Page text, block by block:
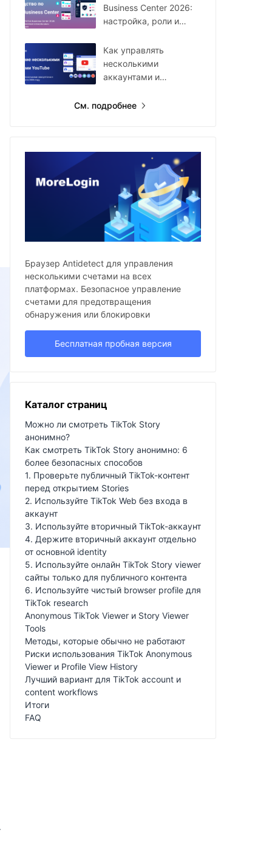
Business Center 2026:
настройка, роли и
Как управлять
несколькими
аккаунтами и
2026 году
См. подробнее
Браузер Antidetect для управления
несколькими счетами на всех
платформах. Безопасное управление
счетами для предотвращения
обнаружения или блокировки
Бесплатная пробная версия
Каталог страниц
Можно ли смотреть TikTok Story
анонимно?
Как смотреть TikTok Story анонимно: 6
более безопасных способов
1. Проверьте публичный TikTok-контент
перед открытием Stories
2. Используйте TikTok Web без входа в
аккаунт
3. Используйте вторичный TikTok-аккаунт
4. Держите вторичный аккаунт отдельно
от основной identity
5. Используйте онлайн TikTok Story viewer
сайты только для публичного контента
6. Используйте чистый browser profile для
TikTok research
Anonymous TikTok Viewer и Story Viewer
Tools
Методы, которые обычно не работают
Риски использования TikTok Anonymous
Viewer и Profile View History
Лучший вариант для TikTok account и
content workflows
Итоги
FAQ